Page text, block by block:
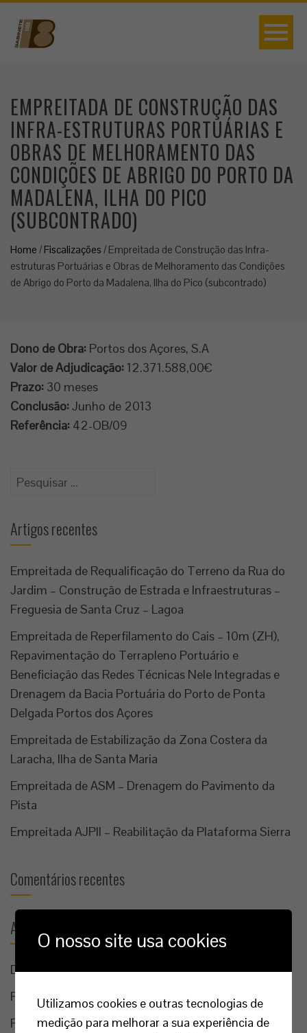
EMPREITADA DE CONSTRUÇÃO DAS
INFRA-ESTRUTURAS PORTUÁRIAS E
OBRAS DE MELHORAMENTO DAS
CONDIÇÕES DE ABRIGO DO PORTO DA
MADALENA, ILHA DO PICO
(SUBCONTRADO)
Home / Fiscalizações / Empreitada de Construção das Infra-
estruturas Portuárias e Obras de Melhoramento das Condições
de Abrigo do Porto da Madalena, Ilha do Pico (subcontrado)
Dono de Obra: Portos dos Açores, S.A
Valor de Adjudicação: 12.371.588,00€
Prazo: 30 meses
Conclusão: Junho de 2013
Referência: 42-OB/09
Pesquisar
Artigos recentes
Empreitada de Requalificação do Terreno da Rua do
Jardim – Construção de Estrada e Infraestruturas –
Freguesia de Santa Cruz – Lagoa
Empreitada de Reperfilamento do Cais – 10m (ZH),
Repavimentação do Terrapleno Portuário e
Beneficiação das Redes Técnicas Nele Integradas e
Drenagem da Bacia Portuária do Porto de Ponta
Delgada Portos dos Açores
Empreitada de Estabilização da Zona Costera da
Laracha, Ilha de Santa Maria
Empreitada de ASM – Drenagem do Pavimento da
Pista
Empreitada AJPII – Reabilitação da Plataforma Sierra
Comentários recentes
Arquivo
Dezembro 2024
Fevereiro 2019
Fevereiro 2017
O nosso site usa cookies
Utilizamos cookies e outras tecnologias de
medição para melhorar a sua experiência de